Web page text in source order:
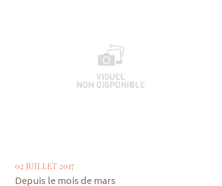
02 JUILLET 2017
Depuis le mois de mars